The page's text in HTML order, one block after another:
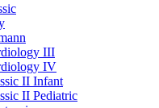
III
IV
II Infant
II Pediatric